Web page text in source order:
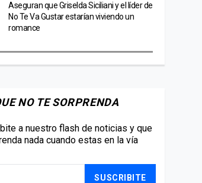
Aseguran que Griselda Siciliani y el líder de
No Te Va Gustar estarían viviendo un
romance
NO TE SORPRENDA
a nuestro flash de noticias y que
nada cuando estas en la vía
SUSCRIBITE